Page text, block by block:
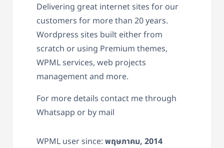
Delivering great internet sites for our
customers for more than 20 years.
Wordpress sites built either from
scratch or using Premium themes,
WPML services, web projects
management and more.
For more details contact me through
Whatsapp or by mail
WPML user since: พฤษภาคม, 2014